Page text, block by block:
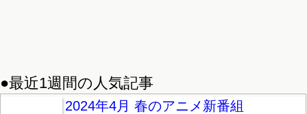
●最近1週間の人気記事
2024年4月 春のアニメ新番組